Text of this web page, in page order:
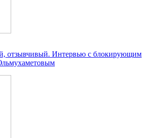
отзывчивый. Интервью с блокирующим